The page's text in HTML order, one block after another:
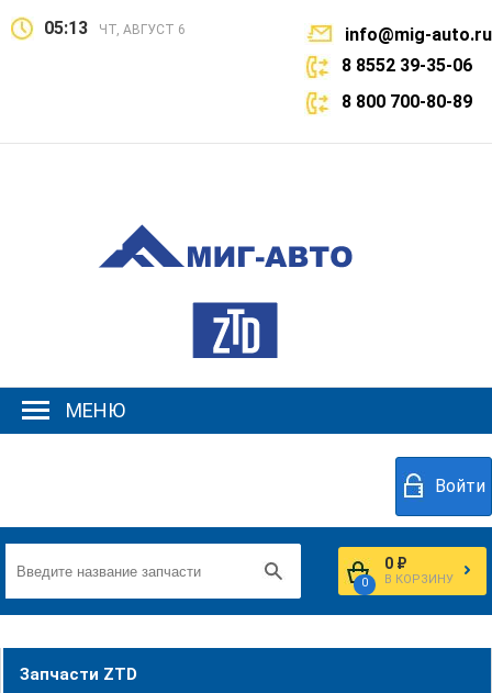
05:13 ЧТ, АВГУСТ 6
info@mig-auto.ru
8 8552 39-35-06
8 800 700-80-89
МЕНЮ
Войти
0
0 ₽
В КОРЗИНУ
Запчасти ZTD